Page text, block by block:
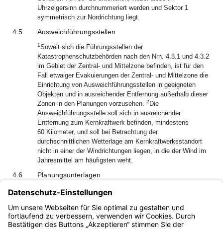
Uhrzeigersinn durchnummeriert werden und Sektor 1
symmetrisch zur Nordrichtung liegt.
4.5 Ausweichführungsstellen
1Soweit sich die Führungsstellen der
Katastrophenschutzbehörden nach den Nrn. 4.3.1 und 4.3.2
im Gebiet der Zentral- und Mittelzone befinden, ist für den
Fall etwaiger Evakuierungen der Zentral- und Mittelzone die
Einrichtung von Ausweichführungsstellen in geeigneten
Objekten und in ausreichender Entfernung außerhalb dieser
Zonen in den Planungen vorzusehen. 2 Die
Ausweichführungsstelle soll sich in ausreichender
Entfernung zum Kernkraftwerk befinden, mindestens
60 Kilometer, und soll bei Betrachtung der
durchschnittlichen Wetterlage am Kernkraftwerksstandort
nicht in einer der Windrichtungen liegen, in die der Wind im
Jahresmittel am häufigsten weht.
4.6 Planungsunterlagen
Zusätzlich zu den anlagenbezogenen Katastrophenschutz-
Sonderplänen haben die Katastrophenschutzbehörden
Planungsunterlagen entsprechend der Vorgabe der
vorzuhalten.